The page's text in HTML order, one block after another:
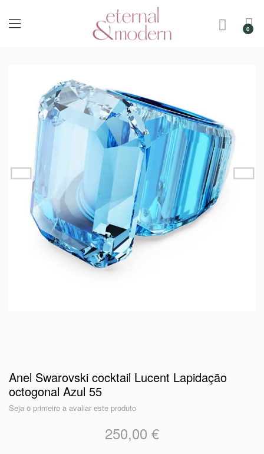
Anel Swarovski cocktail Lucent Lapidação
octogonal Azul 55
Seja o primeiro a avaliar este produto
250,00 €